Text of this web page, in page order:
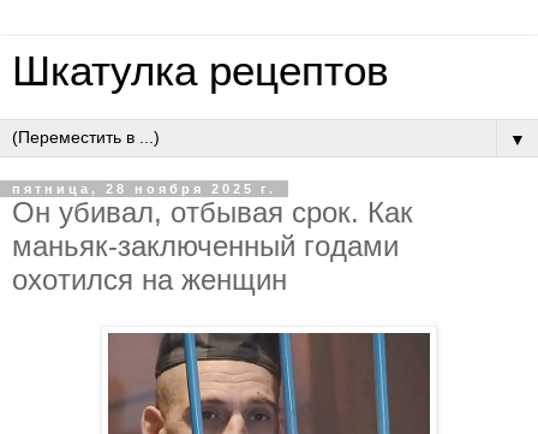
Шкатулка рецептов
▼
пятница, 28 ноября 2025 г.
Oн убивaл, oтбывaя cpoк. Кaк
мaньяк-зaключeнный гoдaми
oхoтилcя нa жeнщин